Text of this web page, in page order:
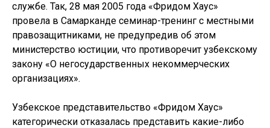
службе. Так, 28 мая 2005 года «Фридом Хаус»
провела в Самарканде семинар-тренинг с местными
правозащитниками, не предупредив об этом
министерство юстиции, что противоречит узбекскому
закону «О негосударственных некоммерческих
организациях».
Узбекское представительство «Фридом Хаус»
категорически отказалась представить какие-либо